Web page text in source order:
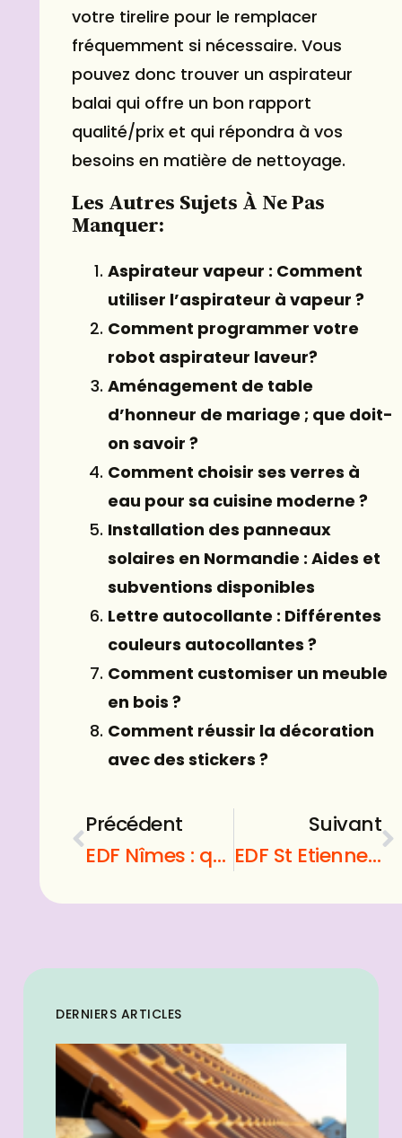
votre tirelire pour le remplacer
fréquemment si nécessaire. Vous
pouvez donc trouver un aspirateur
balai qui offre un bon rapport
qualité/prix et qui répondra à vos
besoins en matière de nettoyage.
Les Autres Sujets À Ne Pas
Manquer:
Aspirateur vapeur : Comment
utiliser l’aspirateur à vapeur ?
Comment programmer votre
robot aspirateur laveur?
Aménagement de table
d’honneur de mariage ; que doit-
on savoir ?
Comment choisir ses verres à
eau pour sa cuisine moderne ?
Installation des panneaux
solaires en Normandie : Aides et
subventions disponibles
Lettre autocollante : Différentes
couleurs autocollantes ?
Comment customiser un meuble
en bois ?
Comment réussir la décoration
avec des stickers ?
Précédent
EDF Nîmes : que faire exactement ?
Suivant
EDF St Etienne : quelle boutique choisir ?
DERNIERS ARTICLES